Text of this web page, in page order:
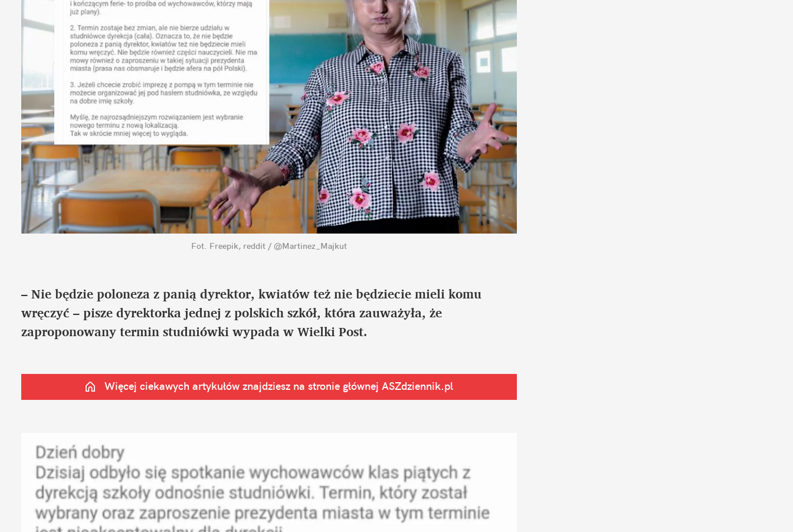
Fot. Freepik, reddit / @Martinez_Majkut
– Nie będzie poloneza z panią dyrektor, kwiatów też nie będziecie mieli komu
wręczyć – pisze dyrektorka jednej z polskich szkół, która zauważyła, że
zaproponowany termin studniówki wypada w Wielki Post.
Więcej ciekawych artykułów znajdziesz na stronie głównej ASZdziennik.pl